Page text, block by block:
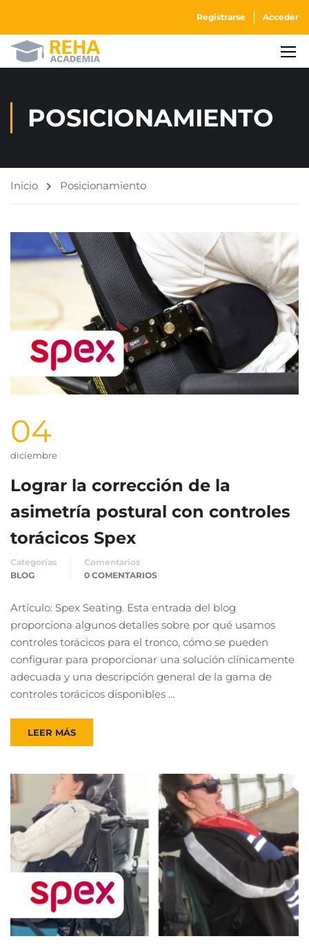
Registrarse Acceder
POSICIONAMIENTO
Inicio Posicionamiento
04
diciembre
Lograr la corrección de la
asimetría postural con controles
torácicos Spex
Categorías
BLOG
Comentarios
0 COMENTARIOS
Artículo: Spex Seating. Esta entrada del blog
proporciona algunos detalles sobre por qué usamos
controles torácicos para el tronco, cómo se pueden
configurar para proporcionar una solución clínicamente
adecuada y una descripción general de la gama de
controles torácicos disponibles …
LEER MÁS